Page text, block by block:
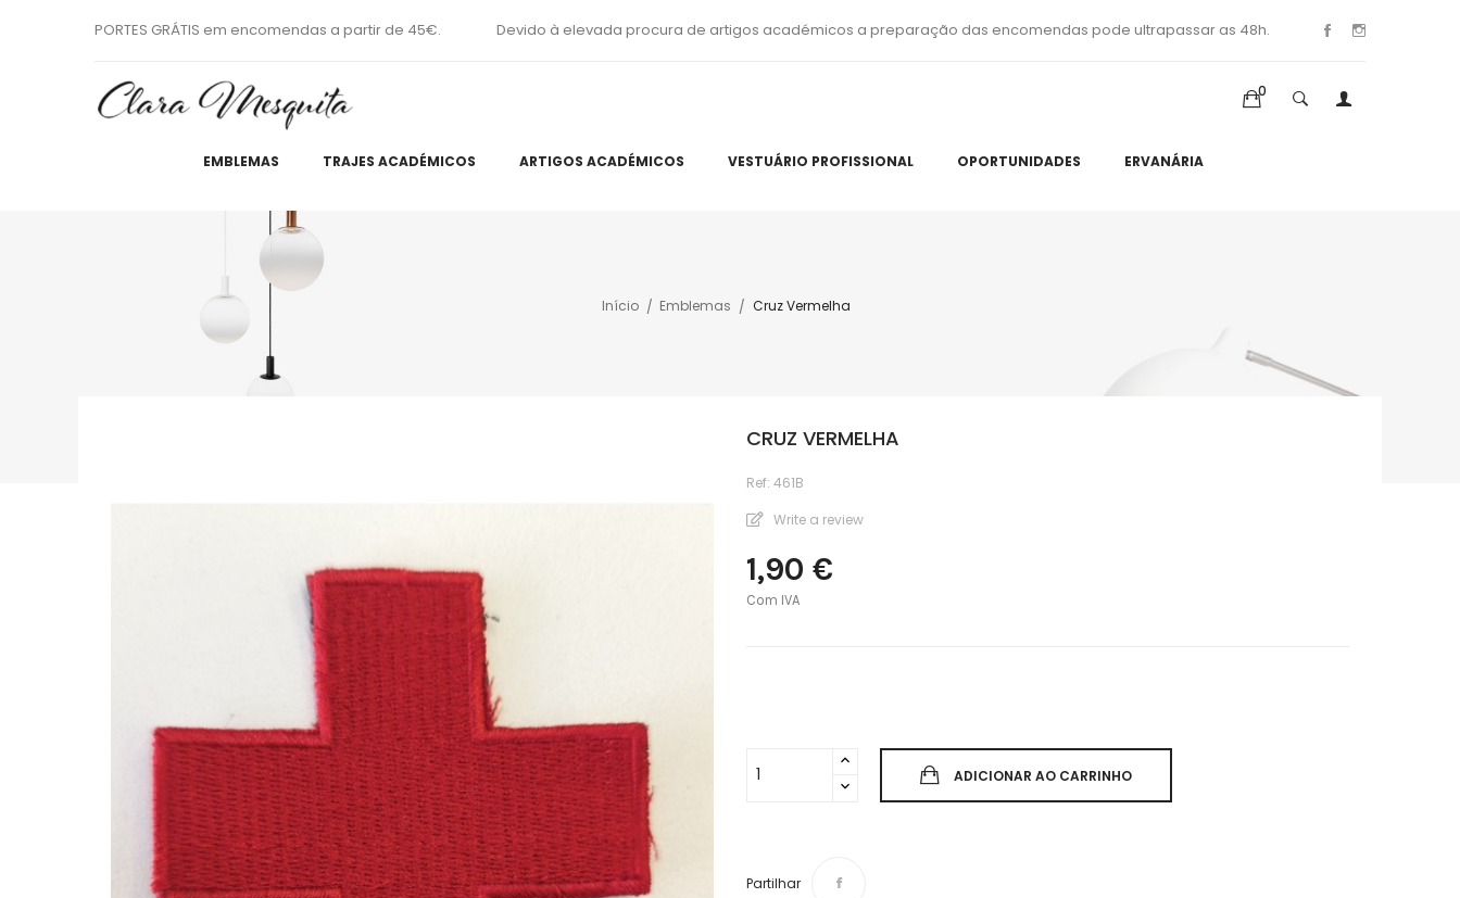
PORTES GRÁTIS em encomendas a partir de 45€. Devido à elevada procura de artigos académicos a preparação das encomendas pode ultrapassar as 48h.
0
EMBLEMAS TRAJES ACADÉMICOS ARTIGOS ACADÉMICOS VESTUÁRIO PROFISSIONAL OPORTUNIDADES ERVANÁRIA
Início Emblemas Cruz Vermelha
CRUZ VERMELHA
Ref: 461B
Write a review
1,90 €
Com IVA
ADICIONAR AO CARRINHO
Partilhar